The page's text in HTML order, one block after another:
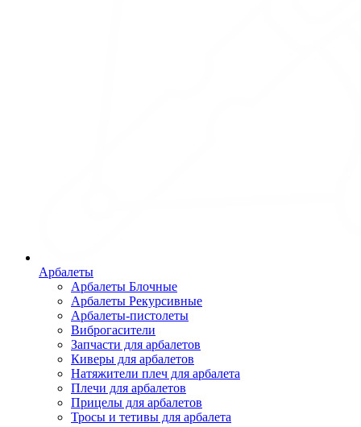
Арбалеты
Арбалеты Блочные
Арбалеты Рекурсивные
Арбалеты-пистолеты
Виброгасители
Запчасти для арбалетов
Киверы для арбалетов
Натяжители плеч для арбалета
Плечи для арбалетов
Прицелы для арбалетов
Тросы и тетивы для арбалета